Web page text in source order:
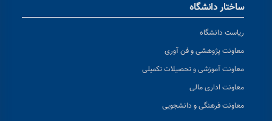
ساختار دانشگاه
ریاست دانشگاه
معاونت پژوهشی و فن آوری
معاونت آموزشی و تحصیلات تکمیلی
معاونت اداری مالی
معاونت فرهنگی و دانشجویی